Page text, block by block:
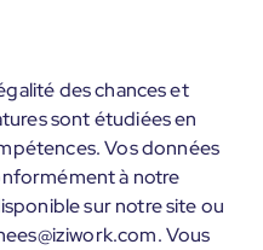
des chances et
sont étudiées en
Vos données
à notre
sur notre site ou
Vous